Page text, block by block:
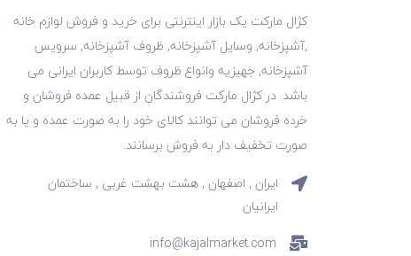
کژال مارکت یک بازار اینترنتی برای خرید و فروش لوازم خانه
,آشپزخانه, وسایل آشپزخانه, ظروف آشپزخانه, سرویس
آشپزخانه, جهیزیه وانواع ظروف توسط کاربران ایرانی می
باشد. در کژال مارکت فروشندگان از قبیل عمده فروشان و
خرده فروشان می توانند کالای خود را به صورت عمده و یا به
صورت تخفیف دار به فروش برسانند.
ایران , اصفهان , هشت بهشت غربی , ساختمان
ایرانیان
info@kajalmarket.com